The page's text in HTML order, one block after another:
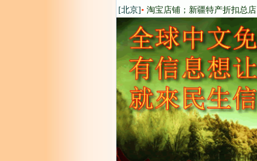
[北京]• 淘宝店铺；新疆特产折扣总店